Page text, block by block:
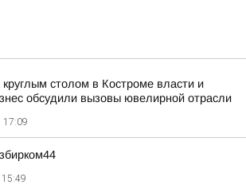
круглым столом в Костроме власти и
обсудили вызовы ювелирной отрасли
17:09
15:49